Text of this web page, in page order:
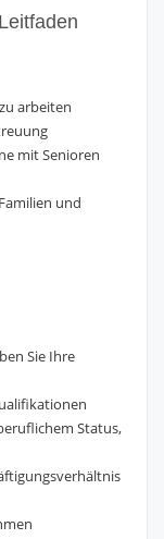
arbeiten
mit Senioren
und
Sie Ihre
Status,